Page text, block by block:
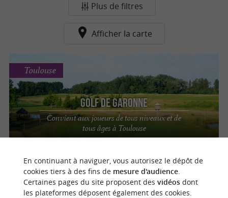
Plus de filtres
Afficher la carte
Golf de Garonne
Convient aux joueurs de tous niveaux et de
tous âges à Toulouse
Toulouse
Toulouse
En continuant à naviguer, vous autorisez le dépôt de
cookies tiers à des fins de mesure d'audience.
Certaines pages du site proposent des vidéosdont
les plateformes déposent également des cookies.